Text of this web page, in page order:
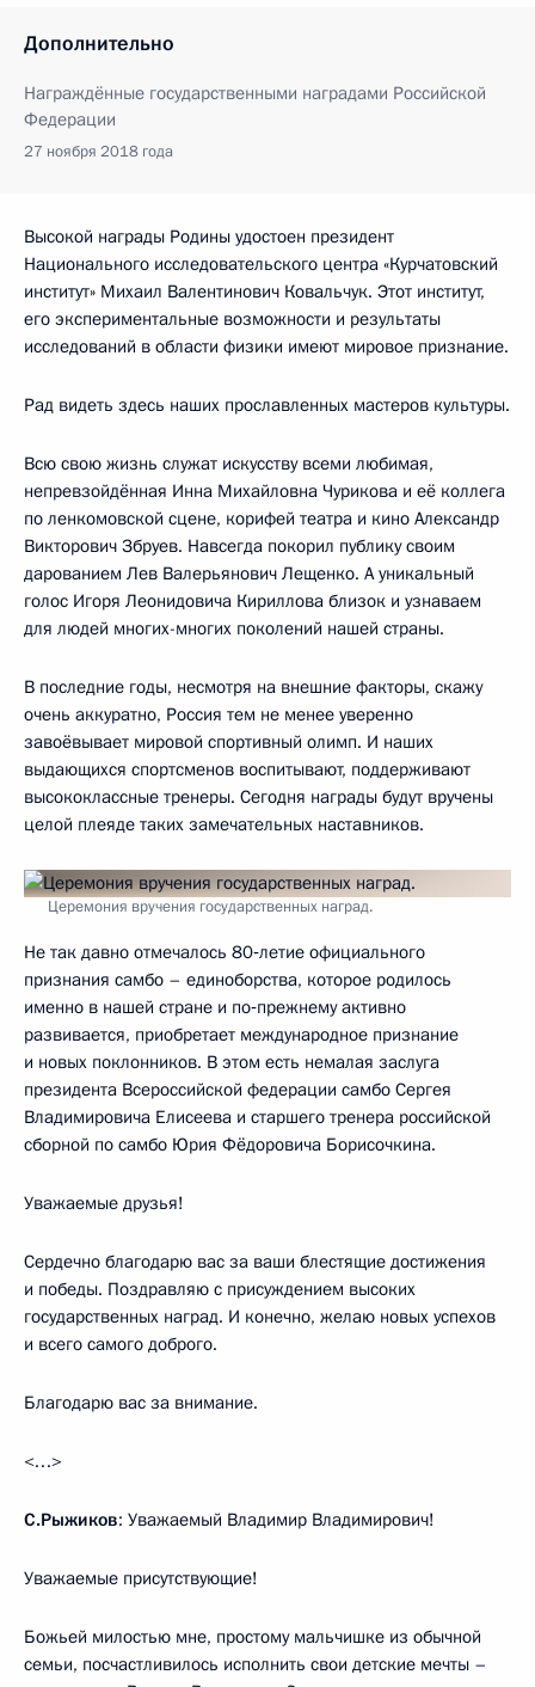
Дополнительно
Награждённые государственными наградами Российской
Федерации
27 ноября 2018 года
Высокой награды Родины удостоен президент
Национального исследовательского центра «Курчатовский
институт» Михаил Валентинович Ковальчук. Этот институт,
его экспериментальные возможности и результаты
исследований в области физики имеют мировое признание.
Рад видеть здесь наших прославленных мастеров культуры.
Всю свою жизнь служат искусству всеми любимая,
непревзойдённая Инна Михайловна Чурикова и её коллега
по ленкомовской сцене, корифей театра и кино Александр
Викторович Збруев. Навсегда покорил публику своим
дарованием Лев Валерьянович Лещенко. А уникальный
голос Игоря Леонидовича Кириллова близок и узнаваем
для людей многих-многих поколений нашей страны.
В последние годы, несмотря на внешние факторы, скажу
очень аккуратно, Россия тем не менее уверенно
завоёвывает мировой спортивный олимп. И наших
выдающихся спортсменов воспитывают, поддерживают
высококлассные тренеры. Сегодня награды будут вручены
целой плеяде таких замечательных наставников.
Церемония вручения государственных наград.
Не так давно отмечалось 80‑летие официального
признания самбо – единоборства, которое родилось
именно в нашей стране и по‑прежнему активно
развивается, приобретает международное признание
и новых поклонников. В этом есть немалая заслуга
президента Всероссийской федерации самбо Сергея
Владимировича Елисеева и старшего тренера российской
сборной по самбо Юрия Фёдоровича Борисочкина.
Уважаемые друзья!
Сердечно благодарю вас за ваши блестящие достижения
и победы. Поздравляю с присуждением высоких
государственных наград. И конечно, желаю новых успехов
и всего самого доброго.
Благодарю вас за внимание.
<…>
С.Рыжиков: Уважаемый Владимир Владимирович!
Уважаемые присутствующие!
Божьей милостью мне, простому мальчишке из обычной
семьи, посчастливилось исполнить свои детские мечты –